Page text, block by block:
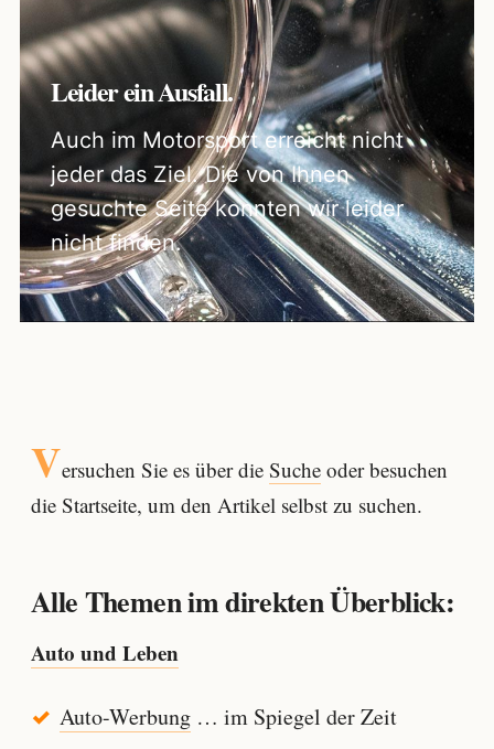
Leider ein Ausfall.
Auch im Motorsport erreicht nicht
jeder das Ziel. Die von Ihnen
gesuchte Seite konnten wir leider
nicht finden.
Versuchen Sie es über die Sucheoder besuchen
die Startseite, um den Artikel selbst zu suchen.
Alle Themen im direkten Überblick:
Auto und Leben
Auto-Werbung… im Spiegel der Zeit